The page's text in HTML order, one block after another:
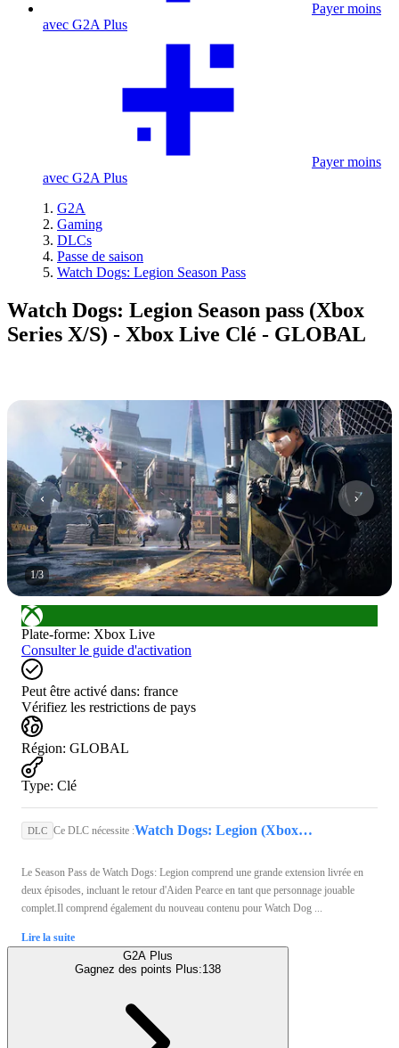
Payer moins
avec G2A Plus
Payer moins
avec G2A Plus
G2A
Gaming
DLCs
Passe de saison
Watch Dogs: Legion Season Pass
Watch Dogs: Legion Season pass (Xbox
Series X/S) - Xbox Live Clé - GLOBAL
1/3
Plate-forme: Xbox Live
Consulter le guide d'activation
Peut être activé dans: france
Vérifiez les restrictions de pays
Région: GLOBAL
Type: Clé
DLC Ce DLC nécessite : Watch Dogs: Legion (Xbox One) - Xbox Live Key - EUROPE
Le Season Pass de Watch Dogs: Legion comprend une grande extension livrée en
deux épisodes, incluant le retour d'Aiden Pearce en tant que personnage jouable
complet.Il comprend également du nouveau contenu pour Watch Dog ...
Lire la suite
G2A Plus
Gagnez des points Plus:138